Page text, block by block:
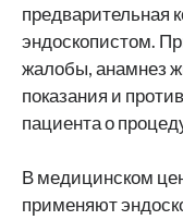
предварительная
эндоскопистом.
жалобы, анамнез
показания и
пациента о
В медицинском
применяют